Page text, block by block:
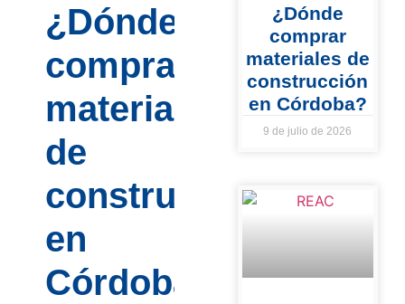
¿Dónde
comprar
materiales
de
construcción
en
Córdoba?
¿Dónde
comprar
materiales de
construcción
en Córdoba?
9 de julio de 2026